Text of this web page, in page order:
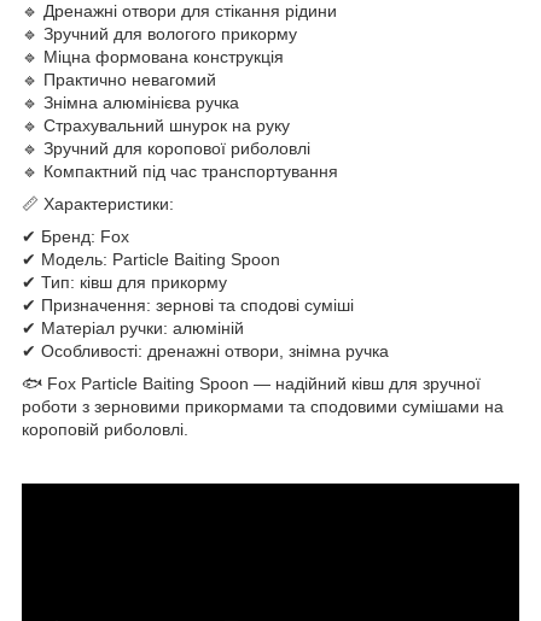
🔹 Дренажні отвори для стікання рідини
🔹 Зручний для вологого прикорму
🔹 Міцна формована конструкція
🔹 Практично невагомий
🔹 Знімна алюмінієва ручка
🔹 Страхувальний шнурок на руку
🔹 Зручний для коропової риболовлі
🔹 Компактний під час транспортування
📏 Характеристики:
✔ Бренд: Fox
✔ Модель: Particle Baiting Spoon
✔ Тип: ківш для прикорму
✔ Призначення: зернові та сподові суміші
✔ Матеріал ручки: алюміній
✔ Особливості: дренажні отвори, знімна ручка
🐟 Fox Particle Baiting Spoon — надійний ківш для зручної
роботи з зерновими прикормами та сподовими сумішами на
короповій риболовлі.